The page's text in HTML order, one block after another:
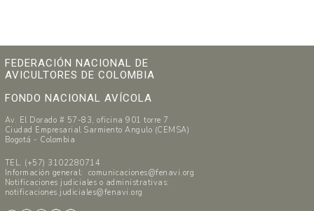
FEDERACIÓN NACIONAL DE
AVICULTORES DE COLOMBIA
FONDO NACIONAL AVÍCOLA
Av. El Dorado # 57-83, oficina 901 torre 7
Ciudad Empresarial Sarmiento Angulo (CEMSA)
Bogotá - Colombia
TEL. (+57) 3102280714
Información general: comunicaciones@fenavi.org
Notificaciones judiciales o administrativas:
notificaciones.judiciales@fenavi.org